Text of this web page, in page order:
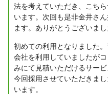
法を考えていただき、こち
います。次回も是非金井さ
ます。ありがとうございまし
初めての利用となりました
会社を利用していましたが
みにて見積いただけるサー
今回採用させていただきま
います。